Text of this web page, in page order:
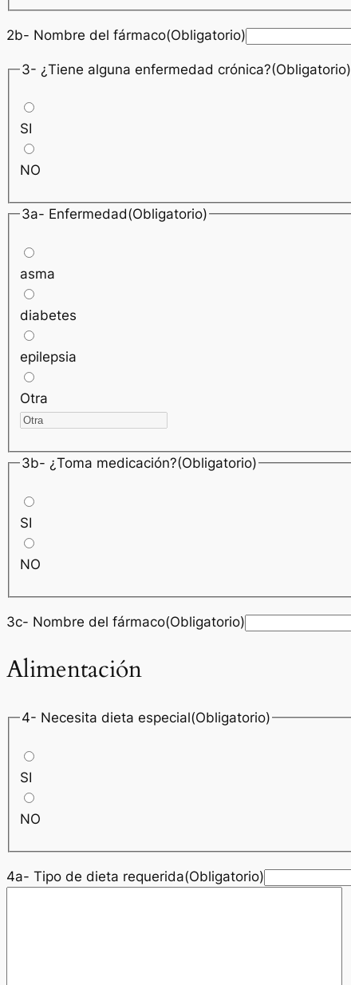
2b- Nombre del fármaco(Obligatorio)
3- ¿Tiene alguna enfermedad crónica?(Obligatorio)
SI
NO
3a- Enfermedad(Obligatorio)
asma
diabetes
epilepsia
Otra
3b- ¿Toma medicación?(Obligatorio)
SI
NO
3c- Nombre del fármaco(Obligatorio)
Alimentación
4- Necesita dieta especial(Obligatorio)
SI
NO
4a- Tipo de dieta requerida(Obligatorio)